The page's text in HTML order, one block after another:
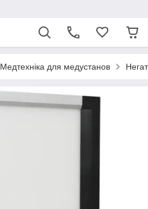
Медтехніка для медустанов